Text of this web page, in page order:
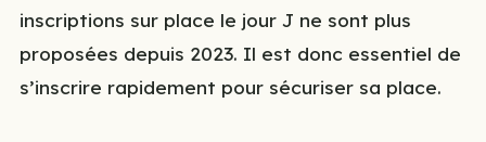
inscriptions sur place le jour J ne sont plus
proposées depuis 2023. Il est donc essentiel de
s’inscrire rapidement pour sécuriser sa place.